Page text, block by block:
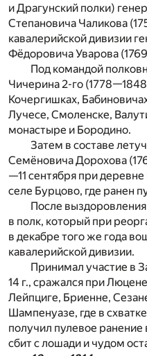
и Драгунский полки)
Степановича Чаликова
кавалерийской дивизии
Фёдоровича Уварова
Под командой
Чичерина 2-го
Кочергишках,
Лучесе, Смоленске,
монастыре и Бородино.
Затем в составе
Семёновича Дорохова
—11 сентября при
селе Бурцово, где ранен
После выздоровления
в полк, который при
в декабре того же года
кавалерийской дивизии.
Принимал участие в
14 г., сражался при
Лейпциге, Бриенне,
Шампенуазе, где в
получил пулевое ранение
сбит с лошади и чудом